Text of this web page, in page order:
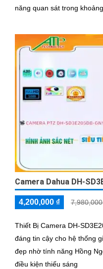
năng quan sát trong
Camera Dahua DH-
4,200,000 ₫
Thiết Bị Camera DH-
đáng tin cậy cho hệ thống giám sát. Hình ảnh
đẹp nhờ tính năng Hồng
điều kiện thiếu sáng